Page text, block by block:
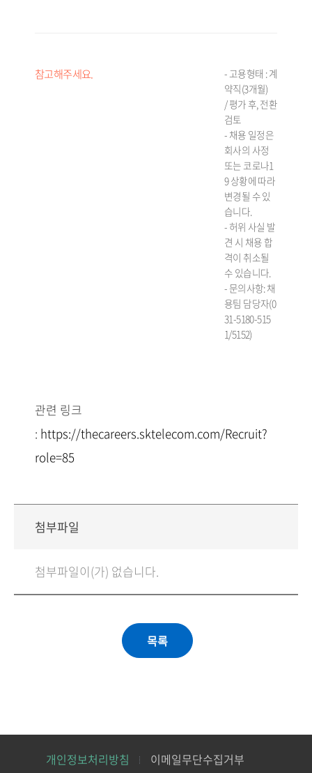
참고해주세요.
- 고용형태 : 계
약직(3개월)
/평가 후, 전환
검토
- 채용 일정은
회사의 사정
또는 코로나1
9 상황에 따라
변경될 수 있
습니다.
- 허위 사실 발
견 시 채용 합
격이 취소될
수 있습니다.
-문의사항: 채
용팀 담당자(0
31-5180-515
1/5152)
관련 링크
: https://thecareers.sktelecom.com/Recruit?
role=85
첨부파일
첨부파일이(가) 없습니다.
개인정보처리방침 이메일무단수집거부